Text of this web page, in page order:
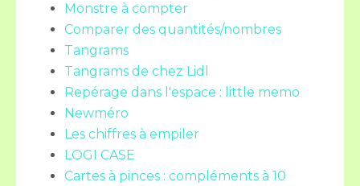
Monstre à compter
Comparer des quantités/nombres
Tangrams
Tangrams de chez Lidl
Repérage dans l'espace : little memo
Newméro
Les chiffres à empiler
LOGI CASE
Cartes à pinces : compléments à 10